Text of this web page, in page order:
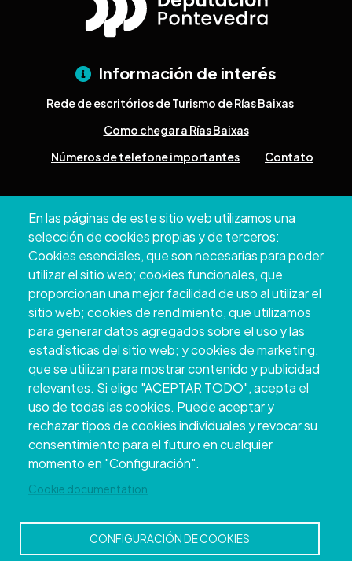
En las páginas de este sitio web utilizamos una
selección de cookies propias y de terceros:
Cookies esenciales, que son necesarias para poder
utilizar el sitio web; cookies funcionales, que
proporcionan una mejor facilidad de uso al utilizar el
sitio web; cookies de rendimiento, que utilizamos
para generar datos agregados sobre el uso y las
estadísticas del sitio web; y cookies de marketing,
que se utilizan para mostrar contenido y publicidad
relevantes. Si elige "ACEPTAR TODO", acepta el
uso de todas las cookies. Puede aceptar y
rechazar tipos de cookies individuales y revocar su
consentimiento para el futuro en cualquier
momento en "Configuración".
Cookie documentation
CONFIGURACIÓN DE COOKIES
Información de interés
Rede de escritórios de Turismo de Rías Baixas
Como chegar a Rías Baixas
Números de telefone importantes
Contato
Pontevedra
+34 986 804 100 | +34 986 804 124
Copyright © 2026. Conselho Provincial de
Pontevedra.Todos os direitos reservados